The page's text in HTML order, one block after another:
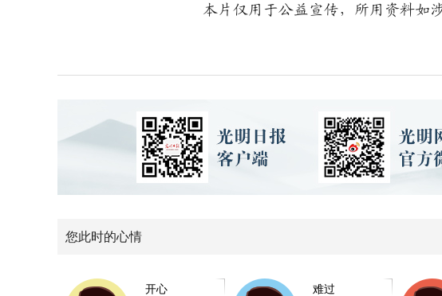
本片仅用于公益宣传，所用资料如
您此时的心情
开心 难过